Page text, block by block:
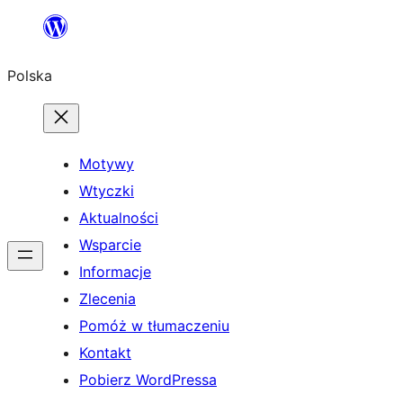
Przejdź
treści
Polska
Motywy
Wtyczki
Aktualności
Wsparcie
Informacje
Zlecenia
Pomóż w tłumaczeniu
Kontakt
Pobierz WordPressa